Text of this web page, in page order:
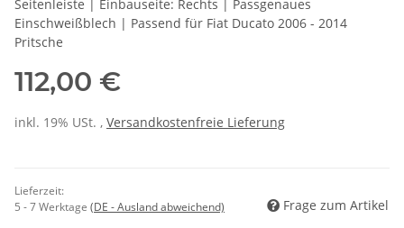
Seitenleiste | Einbauseite: Rechts | Passgenaues
Einschweißblech | Passend für Fiat Ducato 2006 - 2014
Pritsche
112,00 €
inkl. 19% USt. , Versandkostenfreie Lieferung
Lieferzeit:
5 - 7 Werktage (DE - Ausland abweichend) Frage zum Artikel